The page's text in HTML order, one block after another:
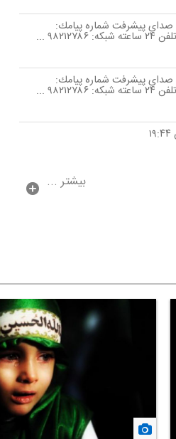
صدای پیشرفت شماره پیامك:
صدای پیشرفت شماره پیامك:
بیشتر ...